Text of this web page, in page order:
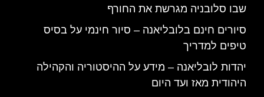
שבו סלובניה מגרשת את החורף
סיורים חינם בלובליאנה – סיור חינמי על בסיס
טיפים למדריך
יהדות לובליאנה – מידע על ההיסטוריה והקהילה
היהודית מאז ועד היום